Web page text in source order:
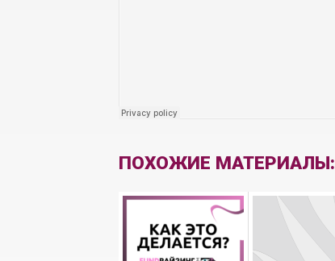
ПОХОЖИЕ МАТЕРИАЛЫ: